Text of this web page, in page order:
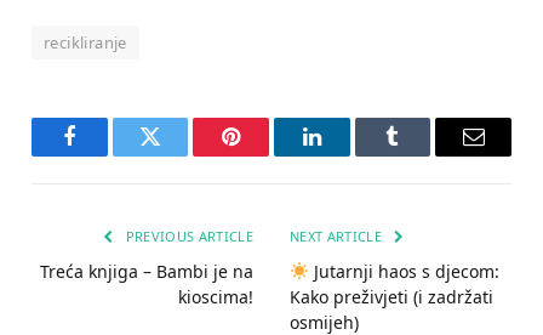
recikliranje
FacebookTwitter Pinterest LinkedInTumblr Email
PREVIOUS ARTICLE
Treća knjiga – Bambi je na
kioscima!
NEXT ARTICLE
Jutarnji haos s djecom:
Kako preživjeti (i zadržati
osmijeh)